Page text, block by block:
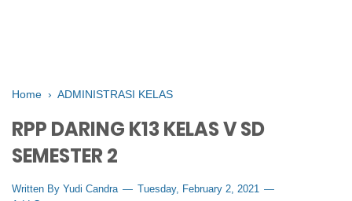
Home › ADMINISTRASI KELAS
RPP DARING K13 KELAS V SD
SEMESTER 2
Written By Yudi Candra
Tuesday, February 2, 2021